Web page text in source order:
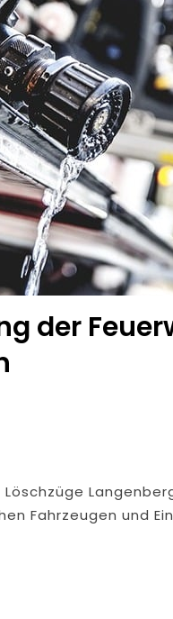
der
Fahrzeugen und